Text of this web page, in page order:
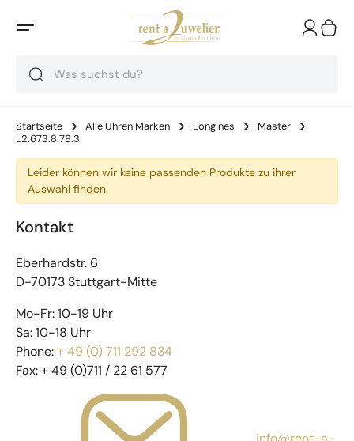
Suche
Suche
Startseite Alle Uhren Marken Longines
Master
L2.673.8.78.3
Leider können wir keine passenden Produkte zu ihrer
Auswahl finden.
Kontakt
Eberhardstr. 6
D-70173 Stuttgart-Mitte
Mo-Fr: 10-19 Uhr
Sa: 10-18 Uhr
Phone:+ 49 (0) 711 292 834
Fax:+ 49 (0)711 / 22 61 577